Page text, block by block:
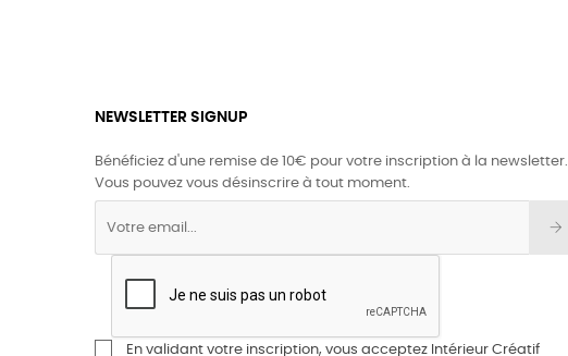
NEWSLETTER SIGNUP
Bénéficiez d'une remise de 10€ pour votre inscription à la newsletter.
Vous pouvez vous désinscrire à tout moment.
En validant votre inscription, vous acceptez Intérieur Créatif